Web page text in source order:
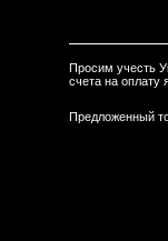
Просим учесть
счета на оплату
Предложенный